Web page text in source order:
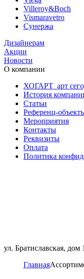
Villeroy&Boch
Vismaravetro
Сунержа
Дизайнерам
Акции
Новости
О компании
ХОГАРТ_арт
История
Статьи
Референц-
Мероприятия
Контакты
Реквизиты
Оплата
Политика
ул. Братиславская, дом
Главная